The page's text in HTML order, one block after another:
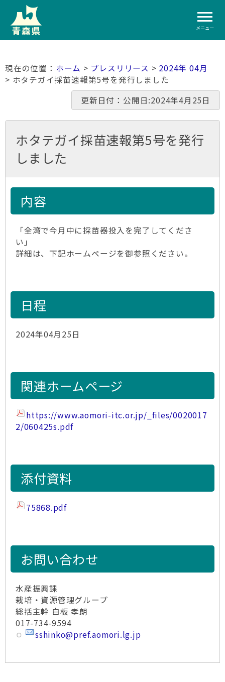
メニュー
ホーム > プレスリリース > 2024年 04月
> ホタテガイ採苗速報第5号を発行しました
更新日付：公開日:2024年4月25日
ホタテガイ採苗速報第5号を発行
しました
内容
「全湾で今月中に採苗器投入を完了してくださ
い」
詳細は、下記ホームページを御参照ください。
日程
2024年04月25日
関連ホームページ
https://www.aomori-itc.or.jp/_files/0020017
2/060425s.pdf
添付資料
75868.pdf
お問い合わせ
水産振興課
栽培・資源管理グループ
総括主幹 白板 孝朗
017-734-9594
sshinko@pref.aomori.lg.jp